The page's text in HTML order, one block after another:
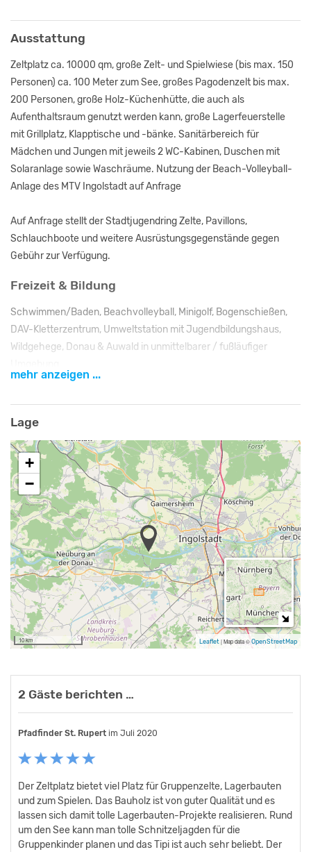
Ausstattung
Zeltplatz ca. 10000 qm, große Zelt- und Spielwiese (bis max. 150
Personen) ca. 100 Meter zum See, großes Pagodenzelt bis max.
200 Personen, große Holz-Küchenhütte, die auch als
Aufenthaltsraum genutzt werden kann, große Lagerfeuerstelle
mit Grillplatz, Klapptische und -bänke. Sanitärbereich für
Mädchen und Jungen mit jeweils 2 WC-Kabinen, Duschen mit
Solaranlage sowie Waschräume. Nutzung der Beach-Volleyball-
Anlage des MTV Ingolstadt auf Anfrage
Auf Anfrage stellt der Stadtjugendring Zelte, Pavillons,
Schlauchboote und weitere Ausrüstungsgegenstände gegen
Gebühr zur Verfügung.
Freizeit & Bildung
Schwimmen/Baden, Beachvolleyball, Minigolf, Bogenschießen,
DAV-Kletterzentrum, Umweltstation mit Jugendbildungshaus,
Wildgehege, Donau & Auwald in unmittelbarer / fußläufiger
Naturpark Altmühltal, Stadt Ingolstadt, Tagesausflüge nach
Nürnberg, München, Regensburg
Zusätzliche Angaben
Der Platz steht allen Jugend-Gruppen von Trägern der
Jugendhilfe/ Jugendarbeit, sowie Schul- und
Kindergartengruppen zur eigenverantwortlichen Durchführung
von Kinder- und Jugendfreizeiten zur Verfügung.
Kinder- und Jugend-Gruppen erhalten je 30 zahlende TN einen
Freiplatz pro Gruppenleiter:in mit gültiger JuLeiCa
mehr anzeigen ...
Lage
+
−
10 km Leaflet|Map data ©OpenStreetMap
2 Gäste berichten …
Pfadfinder St. Rupert im Juli 2020
Der Zeltplatz bietet viel Platz für Gruppenzelte, Lagerbauten
und zum Spielen. Das Bauholz ist von guter Qualität und es
lassen sich damit tolle Lagerbauten-Projekte realisieren. Rund
um den See kann man tolle Schnitzeljagden für die
Gruppenkinder planen und das Tipi ist auch sehr beliebt. Der
Ogün Celik im Juni 2016
Der Jugendzeltlagerplatz hat uns gut gefallen